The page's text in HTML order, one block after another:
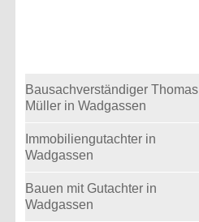
Bausachverständiger Thomas
Müller in Wadgassen
Immobiliengutachter in
Wadgassen
Bauen mit Gutachter in
Wadgassen